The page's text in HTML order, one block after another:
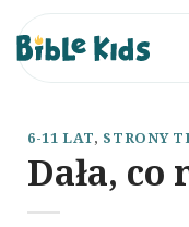
Przewiń
do
zawartości
6-11 LAT, STRONY
Dała, co